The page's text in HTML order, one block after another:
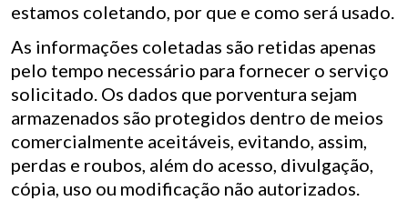
estamos coletando, por que e como será usado.
As informações coletadas são retidas apenas
pelo tempo necessário para fornecer o serviço
solicitado. Os dados que porventura sejam
armazenados são protegidos dentro de meios
comercialmente aceitáveis, evitando, assim,
perdas e roubos, além do acesso, divulgação,
cópia, uso ou modificação não autorizados.